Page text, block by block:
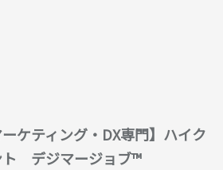
ーケティング・DX専門】ハイク
ト デジマージョブ™